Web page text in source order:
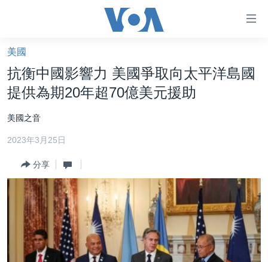
礙
鏈
接
跳
轉
內
轉
跳
美國大選2024
海外港人
新聞自由
揭謊頻道
美國
中國
美國
抗衡中國影響力 美國爭取向太平洋島國
提供為期20年超70億美元援助
美國之音
2023年3月25日
分享